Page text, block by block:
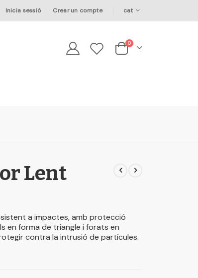
Inicia sessió Crear un compte Language
cat
Cesta
0elements
Lent
a impactes, amb protecció
en forma de triangle i forats en
contra la intrusió de partícules.